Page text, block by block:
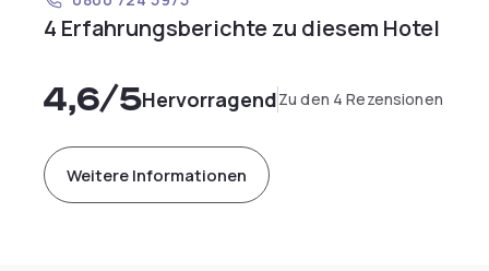
4 Erfahrungsberichte zu diesem Hotel
4,6/5HervorragendZu den 4 Rezensionen
Weitere Informationen